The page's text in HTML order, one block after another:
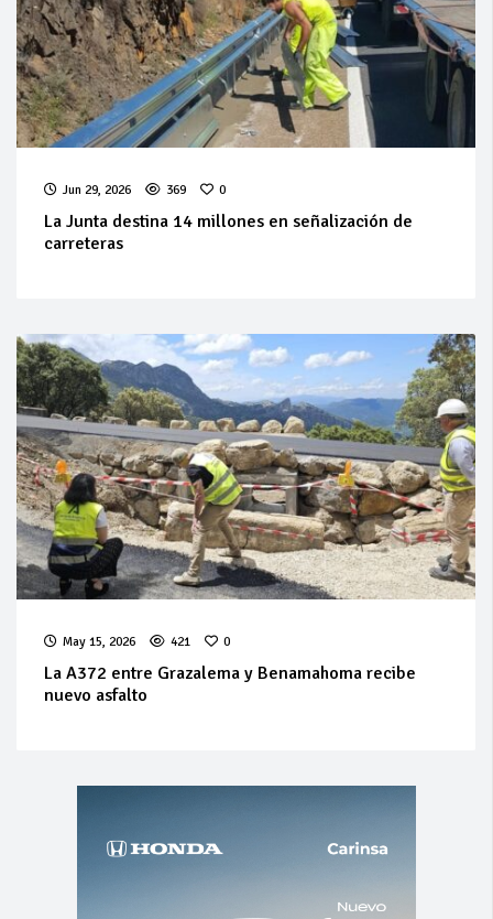
Jun 29, 2026 369 0
La Junta destina 14 millones en señalización de
carreteras
May 15, 2026 421 0
La A372 entre Grazalema y Benamahoma recibe
nuevo asfalto